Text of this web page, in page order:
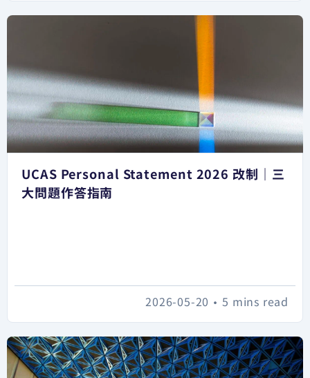
UCAS Personal Statement 2026 改制｜三
大問題作答指南
5 mins read
•
2026-05-20